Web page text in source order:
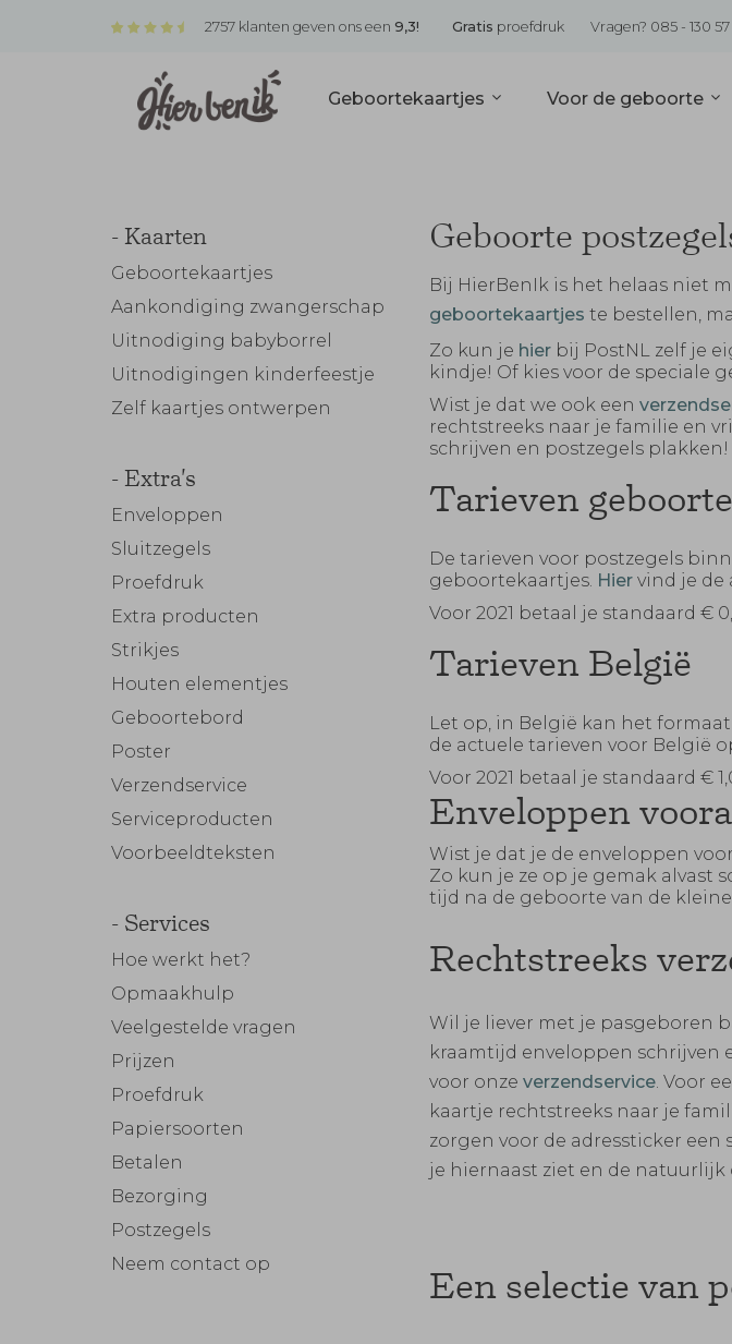
2757 klanten geven ons een 9,3! Gratis proefdruk Vragen? 085 - 130 57
Geboortekaartjes Voor de geboorte
- Kaarten
Geboortekaartjes
Aankondiging zwangerschap
Uitnodiging babyborrel
Uitnodigingen kinderfeestje
Zelf kaartjes ontwerpen
- Extra's
Enveloppen
Sluitzegels
Proefdruk
Extra producten
Strikjes
Houten elementjes
Geboortebord
Poster
Verzendservice
Serviceproducten
Voorbeeldteksten
- Services
Hoe werkt het?
Opmaakhulp
Veelgestelde vragen
Prijzen
Proefdruk
Papiersoorten
Betalen
Bezorging
Postzegels
Neem contact op
Geboorte
Bij HierBenIk is het helaas niet
geboortekaartjes te bestellen,
Zo kun je hierbij PostNL zelf je
kindje! Of kies voor de speciale
Wist je dat we ook een
rechtstreeks naar je familie en
schrijven en postzegels plakken!
Tarieven
De tarieven voor postzegels
geboortekaartjes. Hiervind je de
Voor 2021 betaal je standaard €
Tarieven België
Let op, in België kan het
de actuele tarieven voor België
Voor 2021 betaal je standaard €
Enveloppen
Wist je dat je de enveloppen
Zo kun je ze op je gemak alvast
tijd na de geboorte van de
Rechtstreeks
Wil je liever met je pasgeboren
kraamtijd enveloppen schrijven
voor onze verzendservice. Voor
kaartje rechtstreeks naar je
zorgen voor de adressticker
je hiernaast ziet en de natuurlijk
Een selectie van